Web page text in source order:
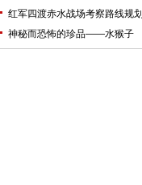
红军四渡赤水战场考察路线规划
神秘而恐怖的珍品——水猴子